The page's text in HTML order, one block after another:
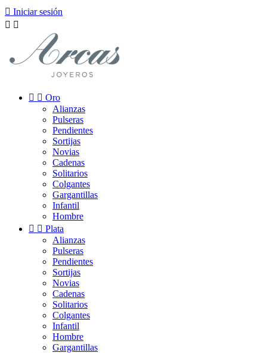
 Iniciar sesión
 
  Oro
Alianzas
Pulseras
Pendientes
Sortijas
Novias
Cadenas
Solitarios
Colgantes
Gargantillas
Infantil
Hombre
  Plata
Alianzas
Pulseras
Pendientes
Sortijas
Novias
Cadenas
Solitarios
Colgantes
Infantil
Hombre
Gargantillas